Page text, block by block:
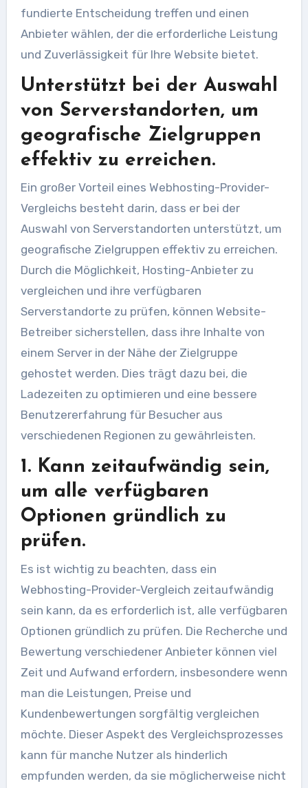
fundierte Entscheidung treffen und einen
Anbieter wählen, der die erforderliche Leistung
und Zuverlässigkeit für Ihre Website bietet.
Unterstützt bei der Auswahl
von Serverstandorten, um
geografische Zielgruppen
effektiv zu erreichen.
Ein großer Vorteil eines Webhosting-Provider-
Vergleichs besteht darin, dass er bei der
Auswahl von Serverstandorten unterstützt, um
geografische Zielgruppen effektiv zu erreichen.
Durch die Möglichkeit, Hosting-Anbieter zu
vergleichen und ihre verfügbaren
Serverstandorte zu prüfen, können Website-
Betreiber sicherstellen, dass ihre Inhalte von
einem Server in der Nähe der Zielgruppe
gehostet werden. Dies trägt dazu bei, die
Ladezeiten zu optimieren und eine bessere
Benutzererfahrung für Besucher aus
verschiedenen Regionen zu gewährleisten.
1. Kann zeitaufwändig sein,
um alle verfügbaren
Optionen gründlich zu
prüfen.
Es ist wichtig zu beachten, dass ein
Webhosting-Provider-Vergleich zeitaufwändig
sein kann, da es erforderlich ist, alle verfügbaren
Optionen gründlich zu prüfen. Die Recherche und
Bewertung verschiedener Anbieter können viel
Zeit und Aufwand erfordern, insbesondere wenn
man die Leistungen, Preise und
Kundenbewertungen sorgfältig vergleichen
möchte. Dieser Aspekt des Vergleichsprozesses
kann für manche Nutzer als hinderlich
empfunden werden, da sie möglicherweise nicht